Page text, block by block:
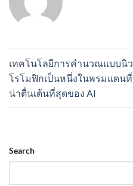
เทคโนโลยีการคำนวณแบบนิว
โรโมฟิกเป็นหนึ่งในพรมแดนที่
น่าตื่นเต้นที่สุดของ AI
Search